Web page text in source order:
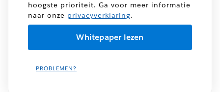
hoogste prioriteit. Ga voor meer informatie
naar onze privacyverklaring.
PROBLEMEN?